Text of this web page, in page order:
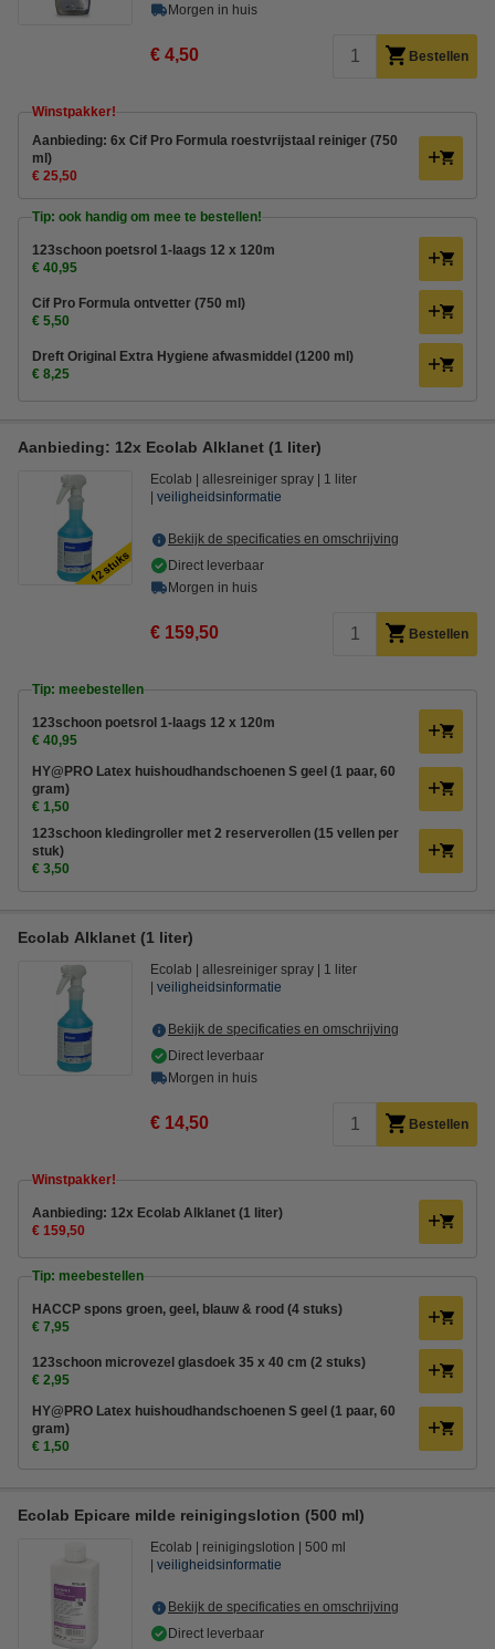
Morgen in huis
€ 4,50 Bestellen
Winstpakker!
Aanbieding: 6x Cif Pro Formula roestvrijstaal reiniger (750
ml)
€ 25,50
Tip: ook handig om mee te bestellen!
123schoon poetsrol 1-laags 12 x 120m
€ 40,95
Cif Pro Formula ontvetter (750 ml)
€ 5,50
Dreft Original Extra Hygiene afwasmiddel (1200 ml)
€ 8,25
Aanbieding: 12x Ecolab Alklanet (1 liter)
Ecolab allesreiniger spray
1 liter
veiligheidsinformatie
Bekijk de specificaties en omschrijving
Direct leverbaar
Morgen in huis
€ 159,50 Bestellen
Tip: meebestellen
123schoon poetsrol 1-laags 12 x 120m
€ 40,95
HY@PRO Latex huishoudhandschoenen S geel (1 paar, 60
gram)
€ 1,50
123schoon kledingroller met 2 reserverollen (15 vellen per
stuk)
€ 3,50
Ecolab Alklanet (1 liter)
Ecolab allesreiniger spray
1 liter
veiligheidsinformatie
Bekijk de specificaties en omschrijving
Direct leverbaar
Morgen in huis
€ 14,50 Bestellen
Winstpakker!
Aanbieding: 12x Ecolab Alklanet (1 liter)
€ 159,50
Tip: meebestellen
HACCP spons groen, geel, blauw & rood (4 stuks)
€ 7,95
123schoon microvezel glasdoek 35 x 40 cm (2 stuks)
€ 2,95
HY@PRO Latex huishoudhandschoenen S geel (1 paar, 60
gram)
€ 1,50
Ecolab Epicare milde reinigingslotion (500 ml)
Ecolab reinigingslotion
500 ml
veiligheidsinformatie
Bekijk de specificaties en omschrijving
Direct leverbaar